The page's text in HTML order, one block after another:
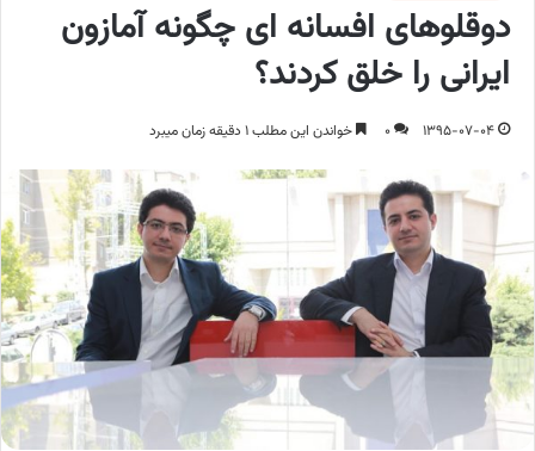
دوقلوهای افسانه ای چگونه آمازون
ایرانی را خلق کردند؟
1395-07-04
0 خواندن این مطلب 1 دقیقه زمان میبرد